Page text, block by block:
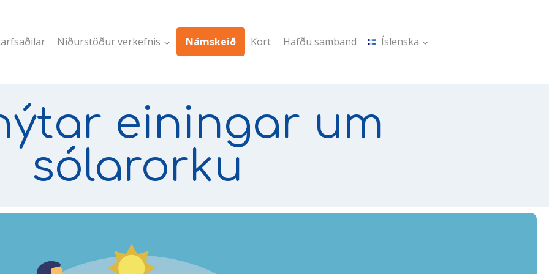
Niðurstöður verkefnis Námskeið Kort Hafðu samband Íslenska
einingar um
sólarorku